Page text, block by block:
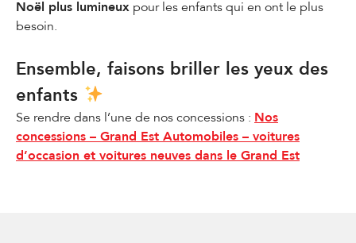
Noël plus lumineux pour les enfants qui en ont le plus
besoin.
Ensemble, faisons briller les yeux des
enfants
Se rendre dans l’une de nos concessions : Nos
concessions – Grand Est Automobiles – voitures
d’occasion et voitures neuves dans le Grand Est